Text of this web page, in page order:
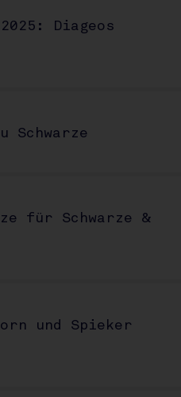
Diageos
Schwarze
für Schwarze &
und Spieker